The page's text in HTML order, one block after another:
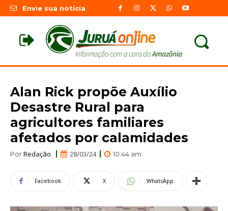
Envie sua notícia
Alan Rick propõe Auxílio
Desastre Rural para
agricultores familiares
afetados por calamidades
PorRedação 28/03/24 10:44 am
Facebook X WhatsApp